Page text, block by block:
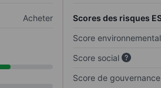
Acheter Scores des risques
Score environnemental
Score social
Score de gouvernance